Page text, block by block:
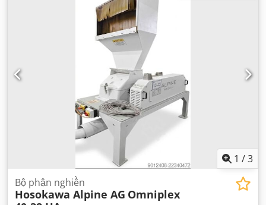
1 /3
Bộ phận nghiền
Hosokawa Alpine AG Omniplex